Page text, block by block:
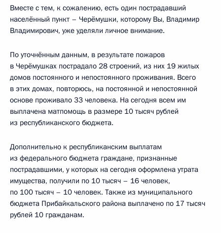
Вместе с тем, к сожалению, есть один пострадавший
населённый пункт – Черёмушки, которому Вы, Владимир
Владимирович, уже уделяли личное внимание.
По уточнённым данным, в результате пожаров
в Черёмушках пострадало 28 строений, из них 19 жилых
домов постоянного и непостоянного проживания. Всего
в этих домах, повторюсь, на постоянной и непостоянной
основе проживало 33 человека. На сегодня всем им
выплачена матпомощь в размере 10 тысяч рублей
из республиканского бюджета.
Дополнительно к республиканским выплатам
из федерального бюджета граждане, признанные
пострадавшими, у которых на сегодня оформлена утрата
имущества, получили по 10 тысяч – 16 человек,
по 100 тысяч – 10 человек. Также из муниципального
бюджета Прибайкальского района выплачено по 17 тысяч
рублей 10 гражданам.